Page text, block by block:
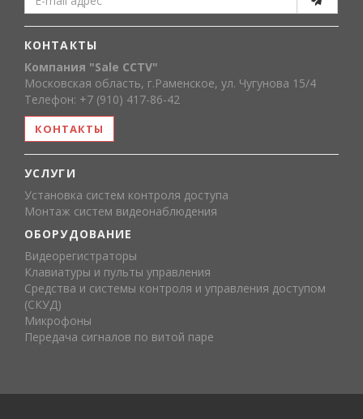
КОНТАКТЫ
Компания "Sale CCTV"
Московская область, г.Раменское, ул. Чугунова 15/4
Телефон: +7 (910) 417-86-42
КОНТАКТЫ
УСЛУГИ
Установка систем контроля доступа
Монтаж систем видеонаблюдения
ОБОРУДОВАНИЕ
Видеорегистраторы
Клавиатуры и пульты управления
Средства и системы контроля и управления доступом
(СКУД)
Микрофоны
Передача сигналов по витой паре